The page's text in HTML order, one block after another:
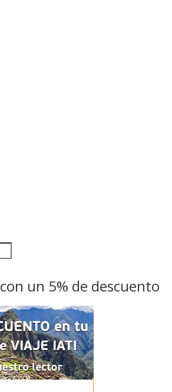
un 5% de descuento